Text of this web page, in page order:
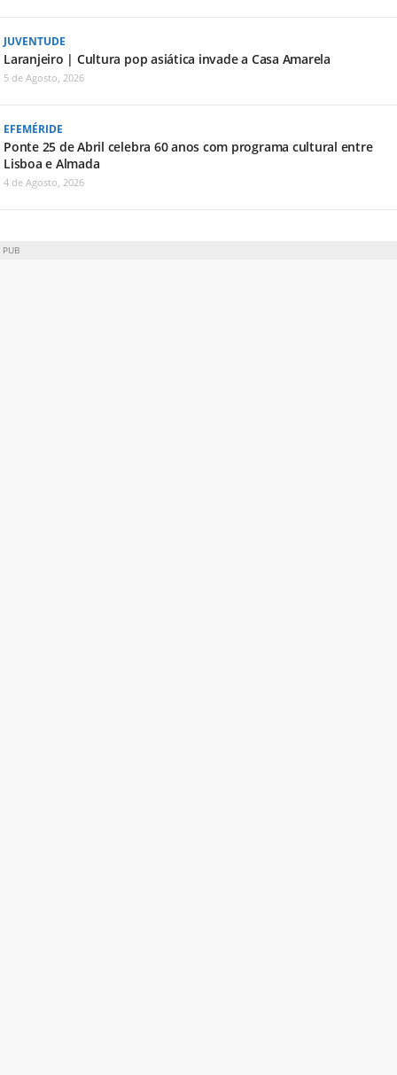
JUVENTUDE
Laranjeiro | Cultura pop asiática invade a Casa Amarela
5 de Agosto, 2026
EFEMÉRIDE
Ponte 25 de Abril celebra 60 anos com programa cultural entre
Lisboa e Almada
4 de Agosto, 2026
PUB